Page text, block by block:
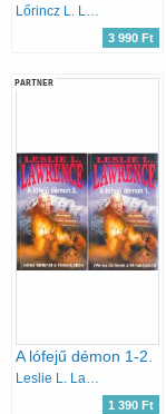
Lőrincz L. László
3 990 Ft
PARTNER
A lófejű démon 1-2.
Leslie L. Lawrence
1 390 Ft